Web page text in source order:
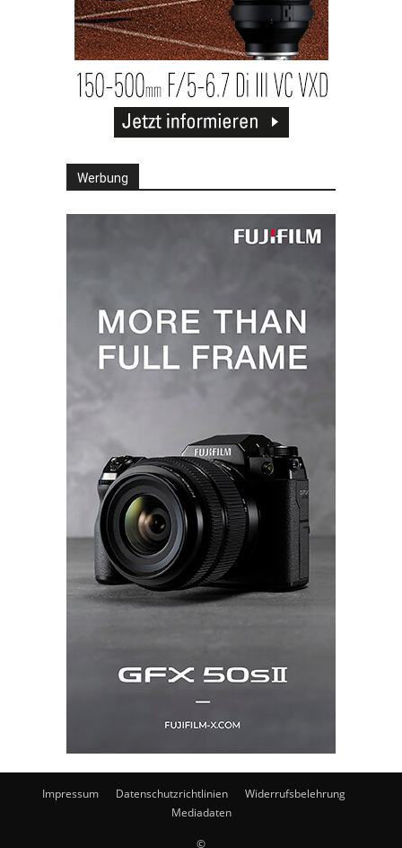
Werbung
Impressum Datenschutzrichtlinien
Widerrufsbelehrung
Mediadaten
©